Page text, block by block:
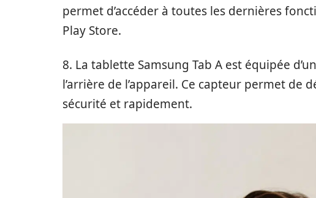
permet d’accéder à toutes les dernières
Play Store.
8. La tablette Samsung Tab A est équipée
l’arrière de l’appareil. Ce capteur permet
sécurité et rapidement.